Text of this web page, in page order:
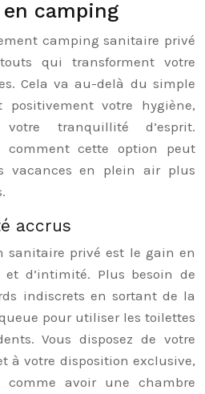
camping
camping sanitaire privé
qui transforment votre
Cela va au-delà du simple
votre hygiène,
tranquillité d’esprit.
comment cette option peut
vacances en plein air plus
accrus
sanitaire privé est le gain en
d’intimité. Plus besoin de
indiscrets en sortant de la
pour utiliser les toilettes
Vous disposez de votre
à votre disposition exclusive,
comme avoir une chambre